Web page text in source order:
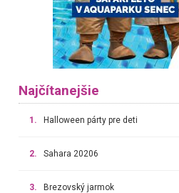
Najčítanejšie
1. Halloween párty pre deti
2. Sahara 20206
3. Brezovský jarmok